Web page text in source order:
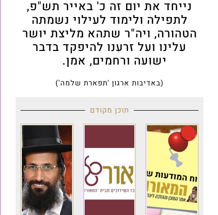
נייחד את יום זה כ' באייר תש"פ,
לתפילה ולימוד לעילוי נשמתה
הטהורה, ויה"ר שתהא מליצת יושר
עלינו ועל זרענו להיפקד בדבר
ישועה ורחמים, אמן.
(באדיבות ארגון 'תפארת שלמה')
תוכן מקודם